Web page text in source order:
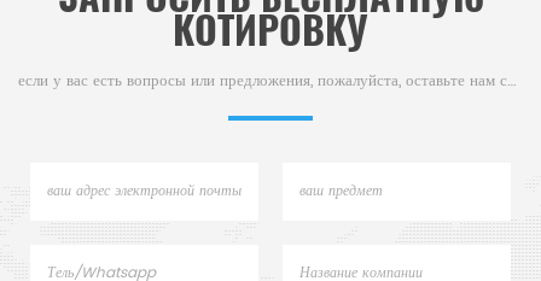
КОТИРОВКУ
если у вас есть вопросы или предложения, пожалуйста, оставьте нам сообщение,